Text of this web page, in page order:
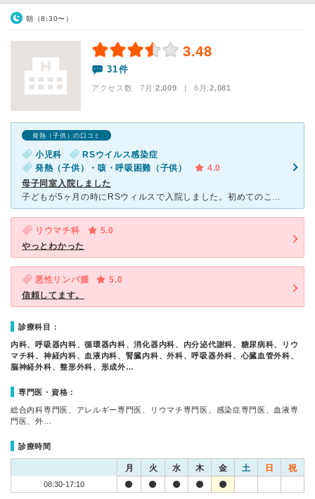
朝（8:30〜）
3.48
31件
アクセス数 7月:2,009 | 6月:2,081
発熱（子供）の口コミ
小児科
RSウイルス感染症
発熱（子供）・咳・呼吸困難（子供）
4.0
母子同室入院しました
子どもが5ヶ月の時にRSウィルスで入院しました。初めてのことだったので不安で仕方がなかったのですが、先生も看護師さんも凄く優しくて安心できました。ただ小児科病棟は少し古く、ベッドが狭いので母子同室はか
リウマチ科
5.0
やっとわかった
悪性リンパ腫
5.0
信頼してます。
診療科目：
内科、呼吸器内科、循環器内科、消化器内科、内分泌代謝科、糖尿病科、リウ
マチ科、神経内科、血液内科、腎臓内科、外科、呼吸器外科、心臓血管外科、
脳神経外科、整形外科、形成外…
専門医・資格：
総合内科専門医、アレルギー専門医、リウマチ専門医、感染症専門医、血液専
門医、外…
診療時間
月 火 水 木 金 土 日 祝
08:30-17:10